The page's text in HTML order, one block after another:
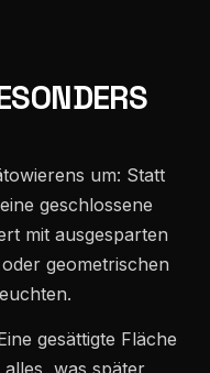
um: Statt
geschlossene
mit ausgesparten
geometrischen
gesättigte Fläche
was später